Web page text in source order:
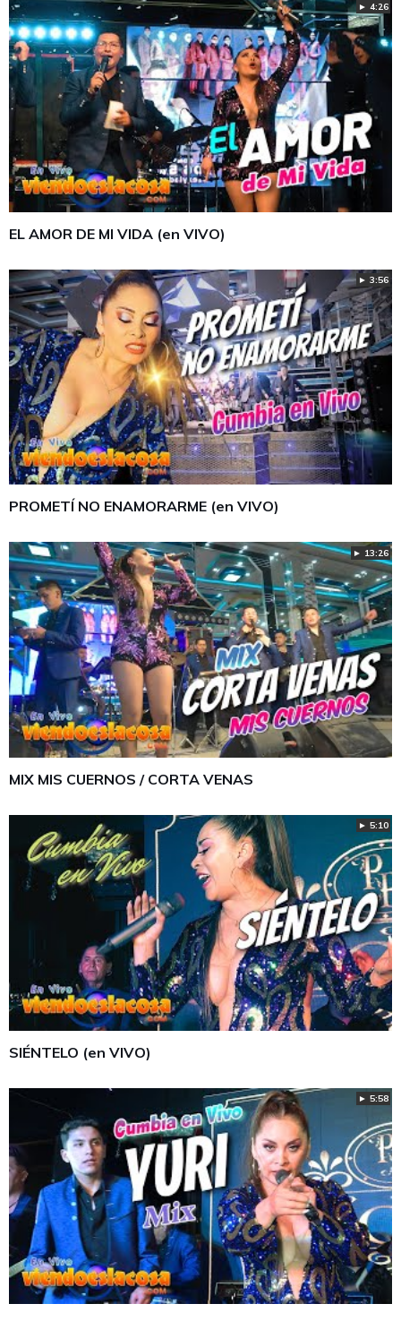
► 4:26
EL AMOR DE MI VIDA (en VIVO)
► 3:56
PROMETÍ NO ENAMORARME (en VIVO)
► 13:26
MIX MIS CUERNOS / CORTA VENAS
► 5:10
SIÉNTELO (en VIVO)
► 5:58